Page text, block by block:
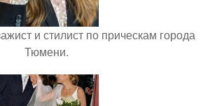
и стилист по прическам города
Тюмени.